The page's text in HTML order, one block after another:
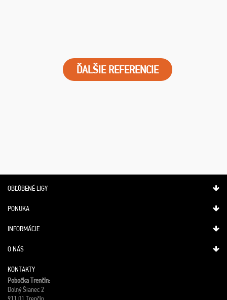
ĎALŠIE REFERENCIE
OBĽÚBENÉ LIGY
PONUKA
INFORMÁCIE
O NÁS
KONTAKTY
Pobočka Trenčín:
Dolný Šianec 2